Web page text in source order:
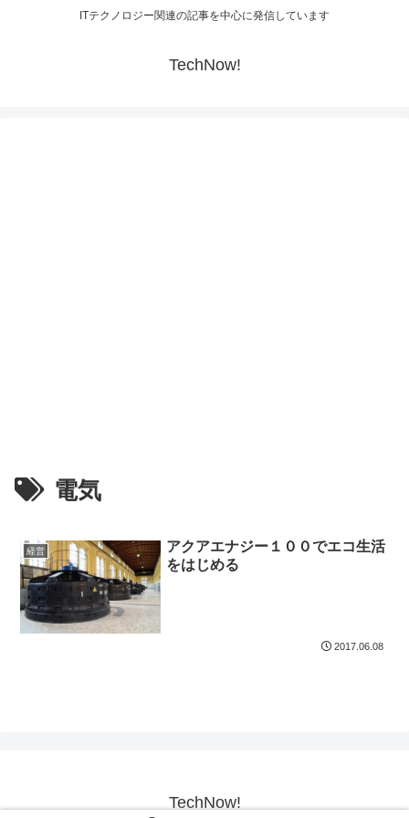
ITテクノロジー関連の記事を中心に発信しています
TechNow!
電気
経営
アクアエナジー１００でエコ生活
をはじめる
2017.06.08
TechNow!